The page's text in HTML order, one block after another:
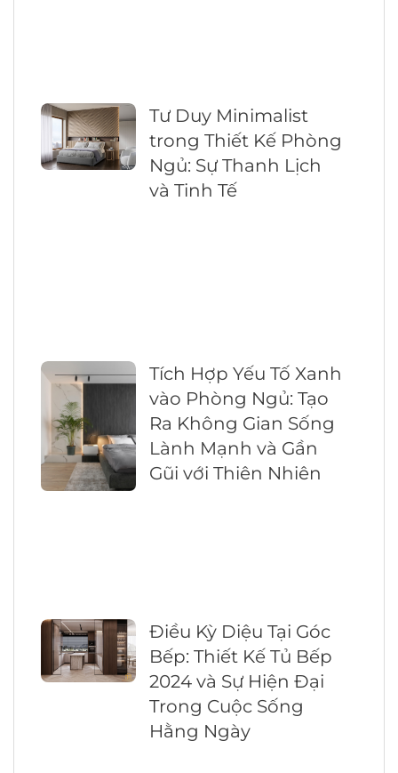
Tư Duy Minimalist
trong Thiết Kế Phòng
Ngủ: Sự Thanh Lịch
và Tinh Tế
Tích Hợp Yếu Tố Xanh
vào Phòng Ngủ: Tạo
Ra Không Gian Sống
Lành Mạnh và Gần
Gũi với Thiên Nhiên
Điều Kỳ Diệu Tại Góc
Bếp: Thiết Kế Tủ Bếp
2024 và Sự Hiện Đại
Trong Cuộc Sống
Hằng Ngày